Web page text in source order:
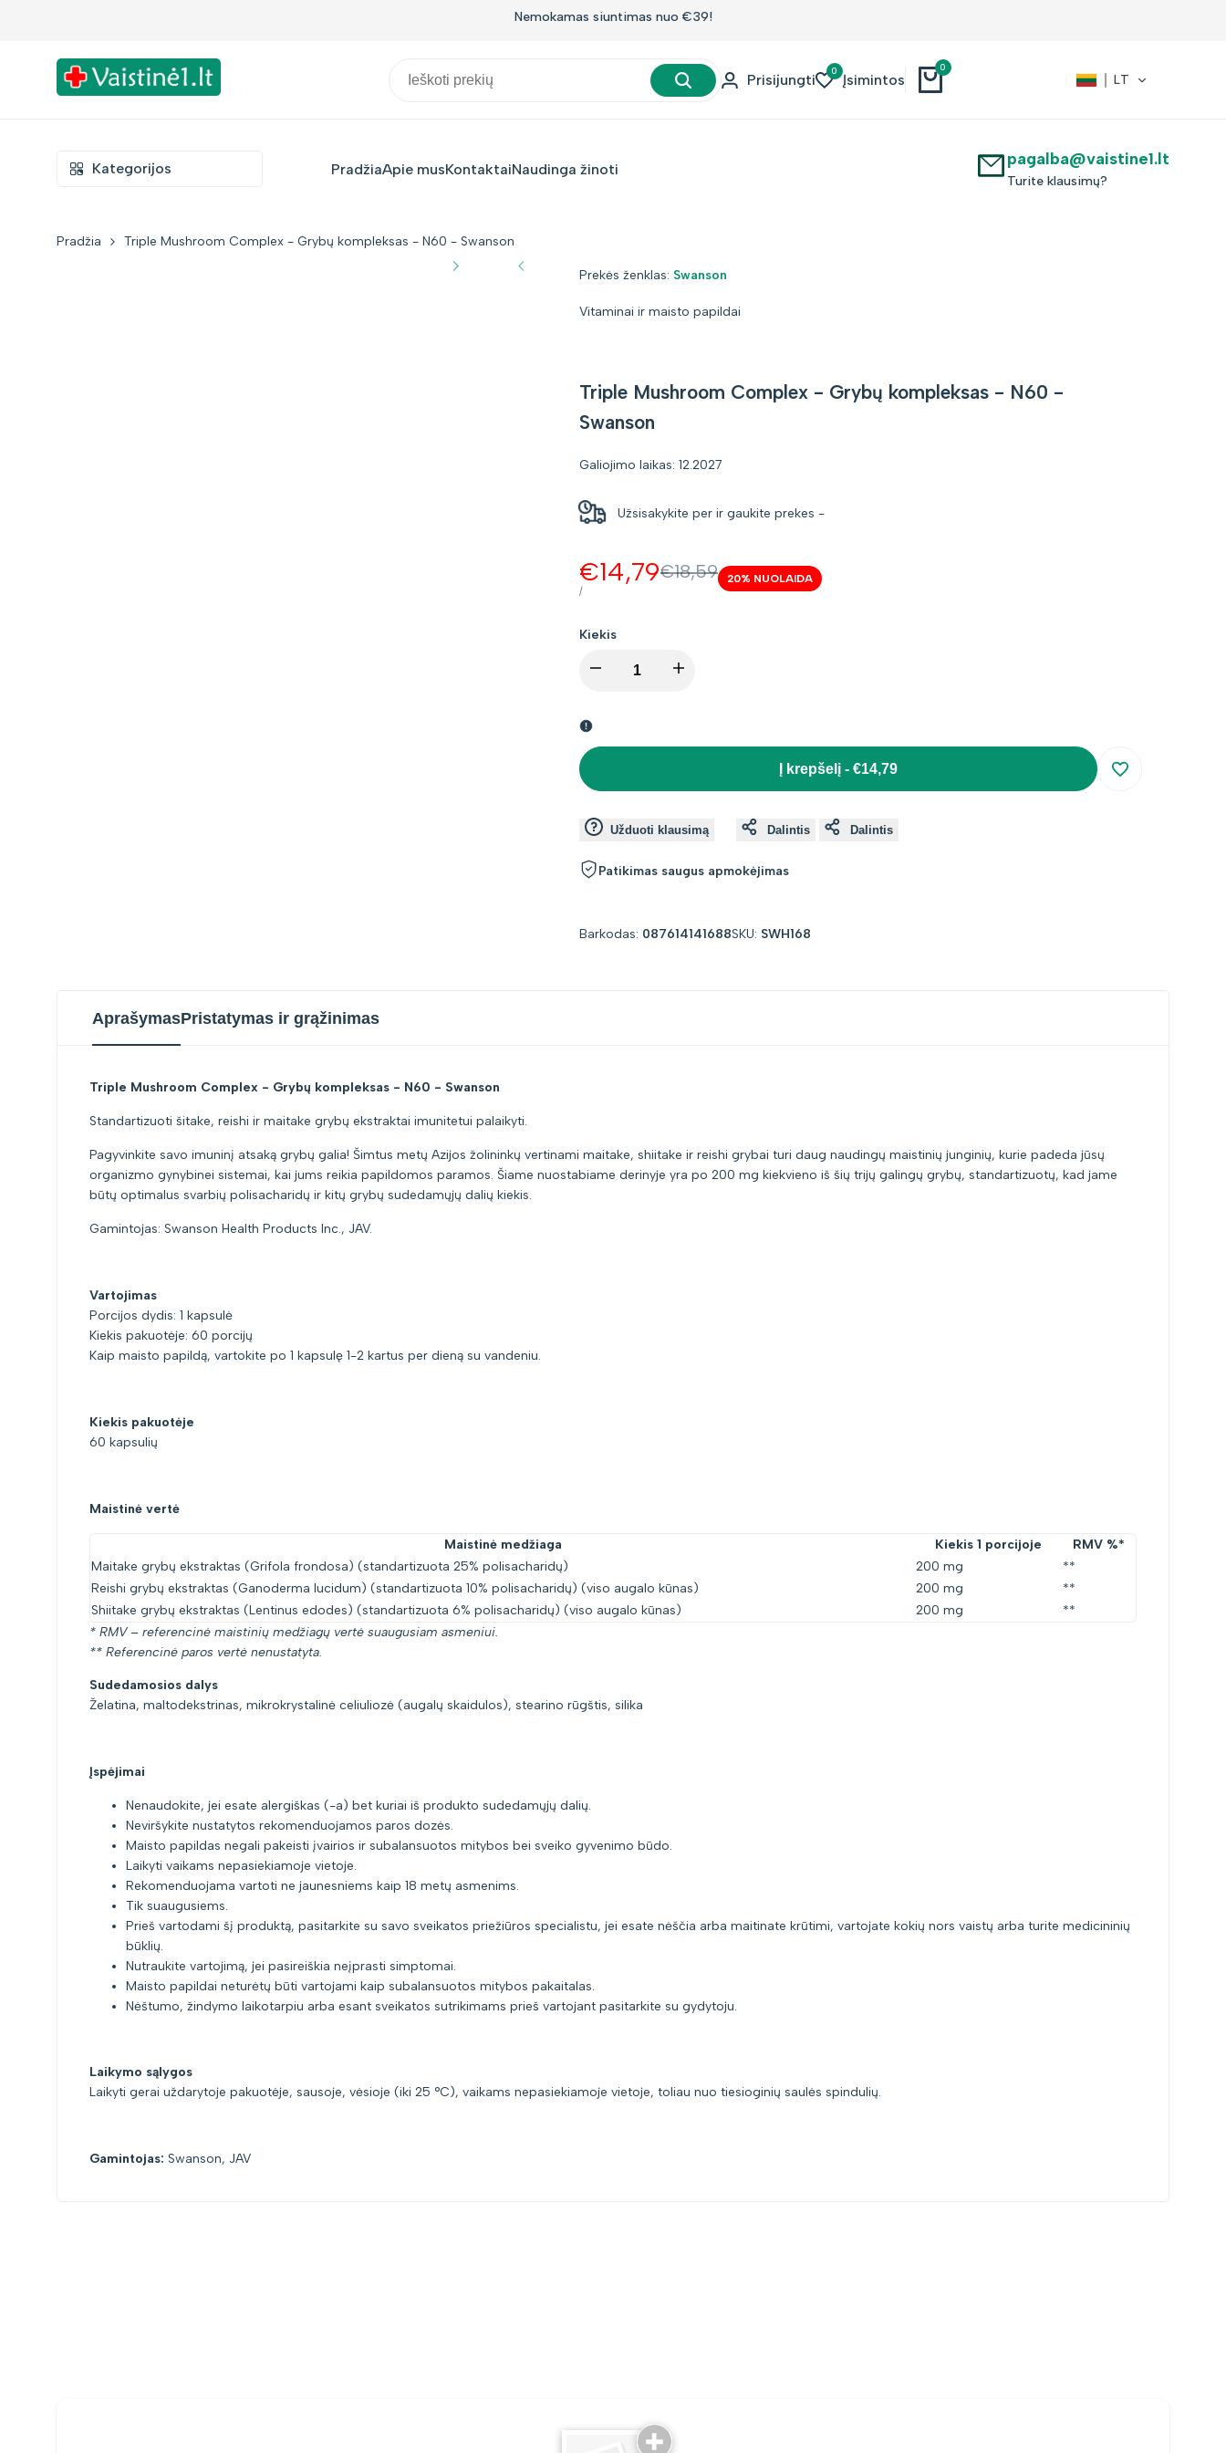
Nemokamas siuntimas nuo €39!
Prisijungti
0
Įsimintos
0
LT
Kategorijos PradžiaApie musKontaktaiNaudinga žinoti pagalba@vaistine1.lt
Turite klausimų?
Pradžia Triple Mushroom Complex - Grybų kompleksas - N60 - Swanson
Prekės ženklas: Prekės
Swanson
Vitaminai ir maisto papildai
Triple Mushroom Complex - Grybų kompleksas - N60 -
Swanson
Galiojimo laikas: 12.2027
Užsisakykite per ir gaukite prekes -
Kaina
€18,59
Kaina
su
nuolaida
€14,79
VIENETO
/PER
20% NUOLAIDA
Kiekis
I18n
Missing
interpolation
value
"product"
}}"
I18n
interpolation
value
"product"
}}"
Į krepšelį - €14,79
Įsiminti
Užduoti klausimą Dalintis Dalintis
Patikimas saugus apmokėjimas
Barkodas: 087614141688SKU: SWH168
AprašymasPristatymas ir grąžinimas
Triple Mushroom Complex - Grybų kompleksas - N60 - Swanson
Standartizuoti šitake, reishi ir maitake grybų ekstraktai imunitetui palaikyti.
Pagyvinkite savo imuninį atsaką grybų galia! Šimtus metų Azijos žolininkų vertinami maitake, shiitake ir reishi grybai turi daug naudingų maistinių junginių, kurie padeda jūsų
organizmo gynybinei sistemai, kai jums reikia papildomos paramos. Šiame nuostabiame derinyje yra po 200 mg kiekvieno iš šių trijų galingų grybų, standartizuotų, kad jame
būtų optimalus svarbių polisacharidų ir kitų grybų sudedamųjų dalių kiekis.
Gamintojas: Swanson Health Products Inc., JAV.
Vartojimas
Porcijos dydis: 1 kapsulė
Kiekis pakuotėje: 60 porcijų
Kaip maisto papildą, vartokite po 1 kapsulę 1-2 kartus per dieną su vandeniu.
Kiekis pakuotėje
60 kapsulių
Maistinė vertė
Maistinė medžiaga Kiekis 1 porcijoje
RMV %*
Maitake grybų ekstraktas (Grifola frondosa) (standartizuota 25% polisacharidų)
200 mg
**
Reishi grybų ekstraktas (Ganoderma lucidum) (standartizuota 10% polisacharidų) (viso augalo kūnas)
200 mg
**
Shiitake grybų ekstraktas (Lentinus edodes) (standartizuota 6% polisacharidų) (viso augalo kūnas)
200 mg
**
* RMV – referencinė maistinių medžiagų vertė suaugusiam asmeniui.
** Referencinė paros vertė nenustatyta.
Sudedamosios dalys
Želatina, maltodekstrinas, mikrokrystalinė celiuliozė (augalų skaidulos), stearino rūgštis, silika
Įspėjimai
Nenaudokite, jei esate alergiškas (-a) bet kuriai iš produkto sudedamųjų dalių.
Neviršykite nustatytos rekomenduojamos paros dozės.
Maisto papildas negali pakeisti įvairios ir subalansuotos mitybos bei sveiko gyvenimo būdo.
Laikyti vaikams nepasiekiamoje vietoje.
Rekomenduojama vartoti ne jaunesniems kaip 18 metų asmenims.
Tik suaugusiems.
Prieš vartodami šį produktą, pasitarkite su savo sveikatos priežiūros specialistu, jei esate nėščia arba maitinate krūtimi, vartojate kokių nors vaistų arba turite medicininių
būklių.
Nutraukite vartojimą, jei pasireiškia neįprasti simptomai.
Maisto papildai neturėtų būti vartojami kaip subalansuotos mitybos pakaitalas.
Nėštumo, žindymo laikotarpiu arba esant sveikatos sutrikimams prieš vartojant pasitarkite su gydytoju.
Laikymo sąlygos
Laikyti gerai uždarytoje pakuotėje, sausoje, vėsioje (iki 25 °C), vaikams nepasiekiamoje vietoje, toliau nuo tiesioginių saulės spindulių.
Gamintojas: Swanson, JAV